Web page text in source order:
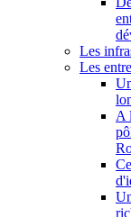
Les
Les
A